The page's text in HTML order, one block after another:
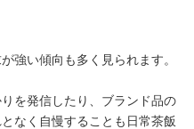
強い傾向も多く見られます。
を発信したり、ブランド品の
なく自慢することも日常茶飯